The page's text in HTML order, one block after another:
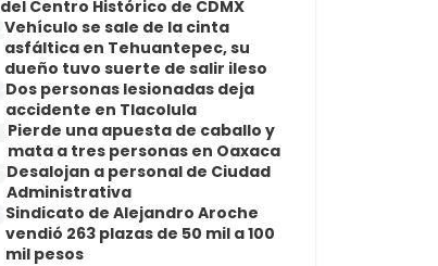
del Centro Histórico de CDMX
Vehículo se sale de la cinta
asfáltica en Tehuantepec, su
dueño tuvo suerte de salir ileso
Dos personas lesionadas deja
accidente en Tlacolula
Pierde una apuesta de caballo y
mata a tres personas en Oaxaca
Desalojan a personal de Ciudad
Administrativa
Sindicato de Alejandro Aroche
vendió 263 plazas de 50 mil a 100
mil pesos